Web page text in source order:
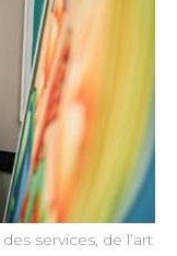
services, de l’art